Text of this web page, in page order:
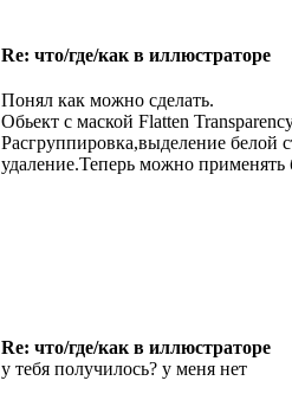
Re: что/где/как в иллюстраторе
Понял как можно сделать.
Обьект с маской Flatten
Расгруппировка,выделение белой
удаление.Теперь можно применять
Re: что/где/как в иллюстраторе
у тебя получилось? у меня нет